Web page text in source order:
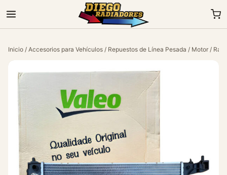
Inicio / Accesorios para Vehículos / Repuestos de Línea Pesada / Motor /